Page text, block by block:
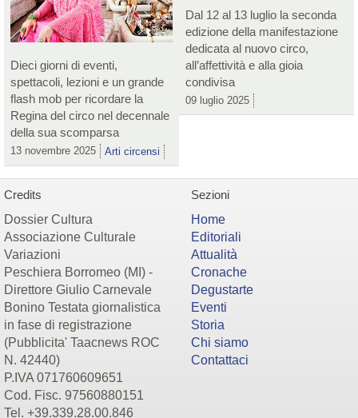
Dieci giorni di eventi,
spettacoli, lezioni e un grande
flash mob per ricordare la
Regina del circo nel decennale
della sua scomparsa
13 novembre 2025 Arti circensi
Dal 12 al 13 luglio la seconda
edizione della manifestazione
dedicata al nuovo circo,
all’affettività e alla gioia
condivisa
09 luglio 2025
Credits
Dossier Cultura
Associazione Culturale
Variazioni
Peschiera Borromeo (MI) -
Direttore Giulio Carnevale
Bonino Testata giornalistica
in fase di registrazione
(Pubblicita' Taacnews ROC
N. 42440)
P.IVA 071760609651
Cod. Fisc. 97560880151
Tel. +39.339.28.00.846
Sezioni
Home
Editoriali
Attualità
Cronache
Degustarte
Eventi
Storia
Chi siamo
Contattaci